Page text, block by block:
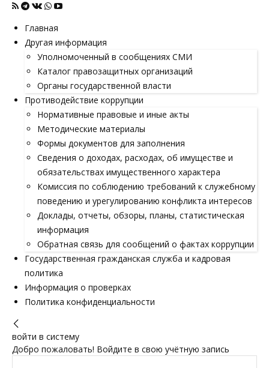
Главная
Другая информация
Уполномоченный в сообщениях СМИ
Каталог правозащитных организаций
Органы государственной власти
Противодействие коррупции
Нормативные правовые и иные акты
Методические материалы
Формы документов для заполнения
Сведения о доходах, расходах, об имуществе и
обязательствах имущественного характера
Комиссия по соблюдению требований к служебному
поведению и урегулированию конфликта интересов
Доклады, отчеты, обзоры, планы, статистическая
информация
Обратная связь для сообщений о фактах коррупции
Государственная гражданская служба и кадровая
политика
Информация о проверках
Политика конфиденциальности
войти в систему
Добро пожаловать! Войдите в свою учётную запись